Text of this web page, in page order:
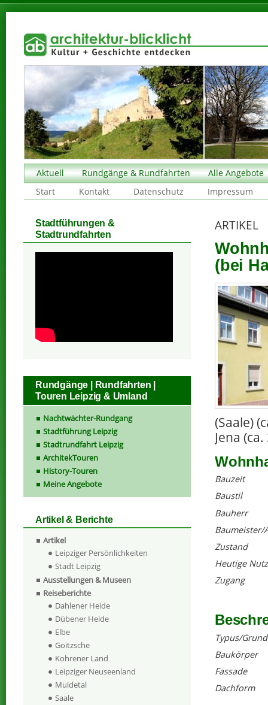
Aktuell Rundgänge & Rundfahrten
Alle Angebote
Start
Kontakt Datenschutz Impressum
ARTIKEL
(bei
(Saale)
Jena
Bauzeit
Baustil
Bauherr
Baumeister/
Zustand
Heutige
Zugang
Typus/
Baukörper
Fassade
Dachform
Stadtführungen &
Stadtrundfahrten
Rundgänge | Rundfahrten |
Touren Leipzig & Umland
Nachtwächter-Rundgang
Stadtführung Leipzig
Stadtrundfahrt Leipzig
ArchitekTouren
History-Touren
Meine Angebote
Artikel & Berichte
Artikel
Leipziger Persönlichkeiten
Stadt Leipzig
Ausstellungen & Museen
Reiseberichte
Dahlener Heide
Dübener Heide
Elbe
Goitzsche
Kohrener Land
Leipziger Neuseenland
Muldetal
Saale